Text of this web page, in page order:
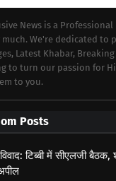
News is a
We're dedicated to
Latest Khabar,
to turn our passion for
to you.
Posts
टिब्बी में सीएलजी बैठक,